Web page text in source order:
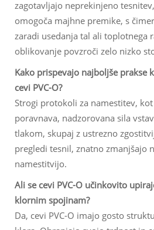
zagotavljajo neprekinjeno
omogoča majhne premike, s
zaradi usedanja tal ali toplotnega
oblikovanje povzroči zelo nizko
Kako prispevajo najboljše prakse
cevi PVC-O?
Strogi protokoli za namestitev,
poravnava, nadzorovana sila
tlakom, skupaj z ustrezno
pregledi tesnil, znatno zmanjšajo
namestitvijo.
Ali se cevi PVC-O učinkovito
klornim spojinam?
Da, cevi PVC-O imajo gosto